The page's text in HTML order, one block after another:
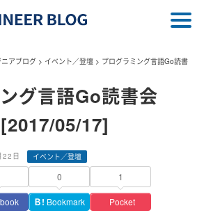
アブログ > イベント／登壇 > プログラミング言語Go読書
グ言語Go読書会
05/17]
日 イベント／登壇
0
Ｂ! Bookmark
1
Pocket